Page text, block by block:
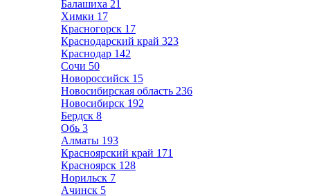
Балашиха 21
Химки 17
Красногорск 17
Краснодарский край 323
Краснодар 142
Сочи 50
Новороссийск 15
Новосибирская область 236
Новосибирск 192
Бердск 8
Обь 3
Алматы 193
Красноярский край 171
Красноярск 128
Норильск 7
Ачинск 5